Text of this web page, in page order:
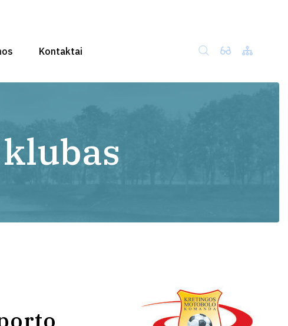
Kontaktai